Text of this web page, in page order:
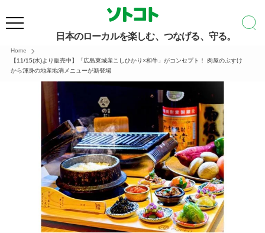
日本のローカルを楽しむ、つなげる、守る。
Home
【11/15(水)より販売中】「広島東城産こしひかり×和牛」がコンセプト！ 肉屋のぶすけ
から渾身の地産地消メニューが新登場